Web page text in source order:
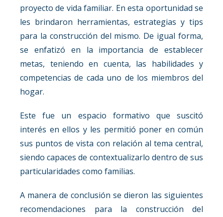
proyecto de vida familiar. En esta oportunidad se
les brindaron herramientas, estrategias y tips
para la construcción del mismo. De igual forma,
se enfatizó en la importancia de establecer
metas, teniendo en cuenta, las habilidades y
competencias de cada uno de los miembros del
hogar.
Este fue un espacio formativo que suscitó
interés en ellos y les permitió poner en común
sus puntos de vista con relación al tema central,
siendo capaces de contextualizarlo dentro de sus
particularidades como familias.
A manera de conclusión se dieron las siguientes
recomendaciones para la construcción del